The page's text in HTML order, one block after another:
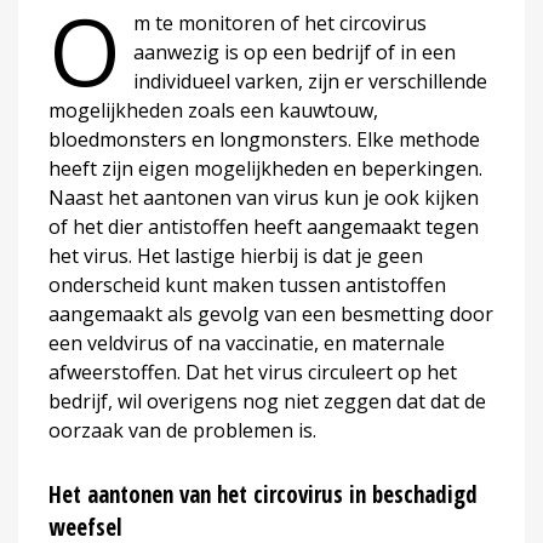
O
m te monitoren of het circovirus
aanwezig is op een bedrijf of in een
individueel varken, zijn er verschillende
mogelijkheden zoals een kauwtouw,
bloedmonsters en longmonsters. Elke methode
heeft zijn eigen mogelijkheden en beperkingen.
Naast het aantonen van virus kun je ook kijken
of het dier antistoffen heeft aangemaakt tegen
het virus. Het lastige hierbij is dat je geen
onderscheid kunt maken tussen antistoffen
aangemaakt als gevolg van een besmetting door
een veldvirus of na vaccinatie, en maternale
afweerstoffen. Dat het virus circuleert op het
bedrijf, wil overigens nog niet zeggen dat dat de
oorzaak van de problemen is.
Het aantonen van het circovirus in beschadigd
weefsel